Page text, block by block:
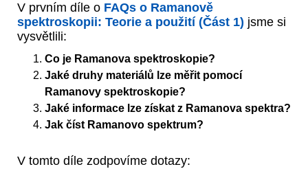
V prvním díle o FAQs o Ramanově
spektroskopii: Teorie a použití (Část 1) jsme si
vysvětlili:
Co je Ramanova spektroskopie?
Jaké druhy materiálů lze měřit pomocí
Ramanovy spektroskopie?
Jaké informace lze získat z Ramanova spektra?
Jak číst Ramanovo spektrum?
V tomto díle zodpovíme dotazy: